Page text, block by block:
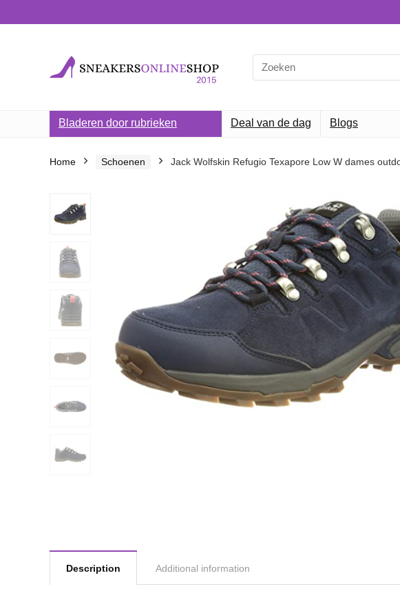
Search
for:
Bladeren door rubrieken Deal van de dag Blogs
Home Schoenen Jack Wolfskin Refugio Texapore Low W dames
Description Additional information